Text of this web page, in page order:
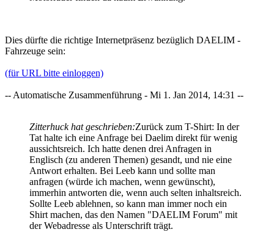
Dies dürfte die richtige Internetpräsenz bezüglich DAELIM -
Fahrzeuge sein:
(für URL bitte einloggen)
-- Automatische Zusammenführung - Mi 1. Jan 2014, 14:31 --
Zitterhuck hat geschrieben:Zurück zum T-Shirt: In der
Tat halte ich eine Anfrage bei Daelim direkt für wenig
aussichtsreich. Ich hatte denen drei Anfragen in
Englisch (zu anderen Themen) gesandt, und nie eine
Antwort erhalten. Bei Leeb kann und sollte man
anfragen (würde ich machen, wenn gewünscht),
immerhin antworten die, wenn auch selten inhaltsreich.
Sollte Leeb ablehnen, so kann man immer noch ein
Shirt machen, das den Namen "DAELIM Forum" mit
der Webadresse als Unterschrift trägt.